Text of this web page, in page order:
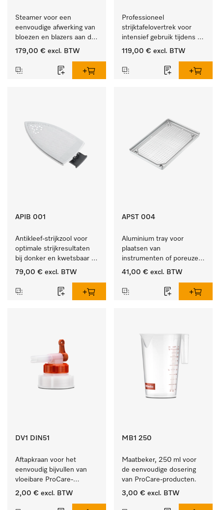
Steamer voor een
eenvoudige afwerking van
bloezen en blazers aan de
klerenhanger.
179,00 € excl. BTW
Professioneel
strijktafelovertrek voor
intensief gebruik tijdens
de industriële werkdag.
119,00 € excl. BTW
APIB 001
Antikleef-strijkzool voor
optimale strijkresultaten
bij donker en kwetsbaar
textiel
79,00 € excl. BTW
APST 004
Aluminium tray voor
plaatsen van
instrumenten of poreuze
goederen, groot.
41,00 € excl. BTW
DV1 DIN51
Aftapkraan voor het
eenvoudig bijvullen van
vloeibare ProCare-
producten.
2,00 € excl. BTW
MB1 250
Maatbeker, 250 ml voor
de eenvoudige dosering
van ProCare-producten.
3,00 € excl. BTW